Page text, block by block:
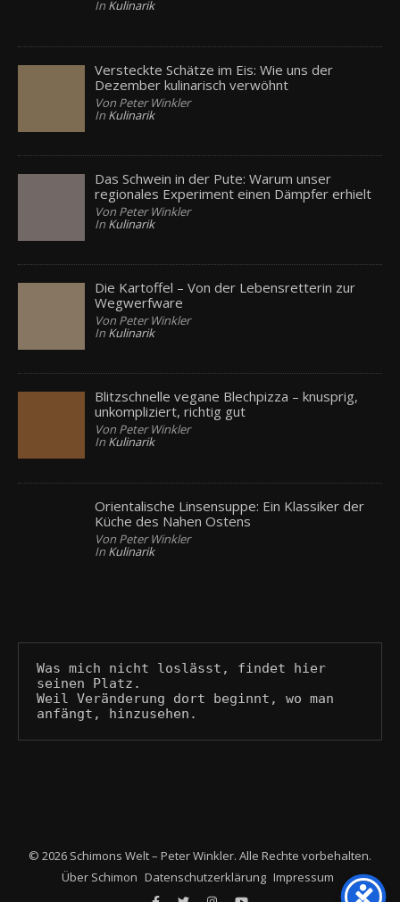
In Kulinarik
Versteckte Schätze im Eis: Wie uns der
Dezember kulinarisch verwöhnt
Von Peter Winkler
In Kulinarik
Das Schwein in der Pute: Warum unser
regionales Experiment einen Dämpfer erhielt
Von Peter Winkler
In Kulinarik
Die Kartoffel – Von der Lebensretterin zur
Wegwerfware
Von Peter Winkler
In Kulinarik
Blitzschnelle vegane Blechpizza – knusprig,
unkompliziert, richtig gut
Von Peter Winkler
In Kulinarik
Orientalische Linsensuppe: Ein Klassiker der
Küche des Nahen Ostens
Von Peter Winkler
In Kulinarik
Was mich nicht loslässt, findet hier
seinen Platz.
Weil Veränderung dort beginnt, wo man
anfängt, hinzusehen.
© 2026 Schimons Welt – Peter Winkler. Alle Rechte vorbehalten.
Über Schimon Datenschutzerklärung Impressum